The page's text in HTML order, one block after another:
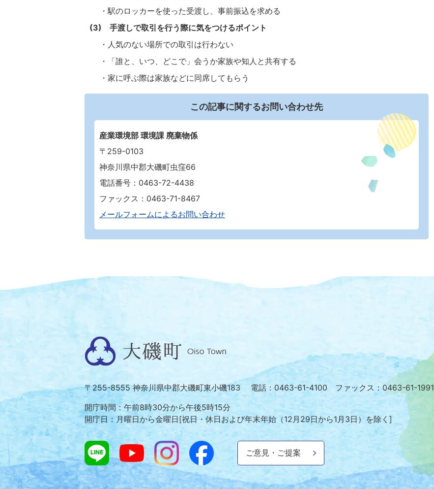
・駅のロッカーを使った受渡し、事前振込を求める
(3) 手渡しで取引を行う際に気をつけるポイント
・人気のない場所での取引は行わない
・「誰と、いつ、どこで」会うか家族や知人と共有する
・家に呼ぶ際は家族などに同席してもらう
この記事に関するお問い合わせ先
産業環境部 環境課 廃棄物係
〒259-0103
神奈川県中郡大磯町虫窪66
電話番号：0463-72-4438
ファックス：0463-71-8467
メールフォームによるお問い合わせ
位
置
を
記
し
地
図。
奈
川
県
大
磯
Oiso
Town
〒255-8555 神奈川県中郡大磯町東小磯183 電話：0463-61-4100 ファックス：0463-61-1991
開庁時間：午前8時30分から午後5時15分
開庁日：月曜日から金曜日[祝日・休日および年末年始（12月29日から1月3日）を除く]
ご意見・ご提案